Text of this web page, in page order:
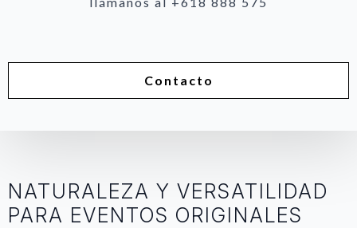
Contacto
NATURALEZA Y VERSATILIDAD
PARA EVENTOS ORIGINALES